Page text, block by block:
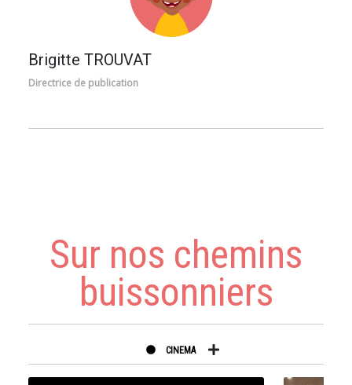
Brigitte TROUVAT
Directrice de publication
Sur nos chemins
buissonniers
CINEMA